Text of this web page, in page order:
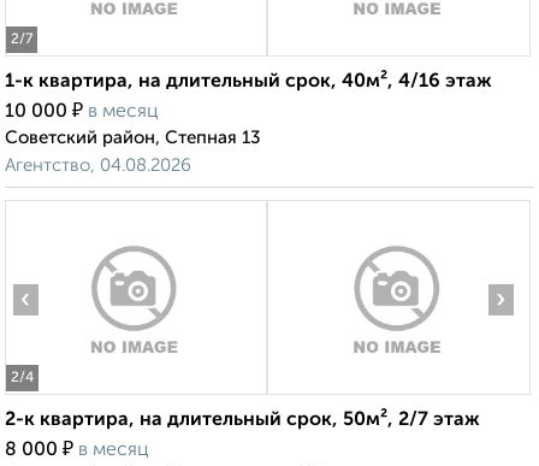
2/7
1-к квартира, на длительный срок, 40м², 4/16 этаж
10 000 ₽ в месяц
Советский район, Степная 13
Агентство, 04.08.2026
2/4
‹ ›
2-к квартира, на длительный срок, 50м², 2/7 этаж
8 000 ₽ в месяц